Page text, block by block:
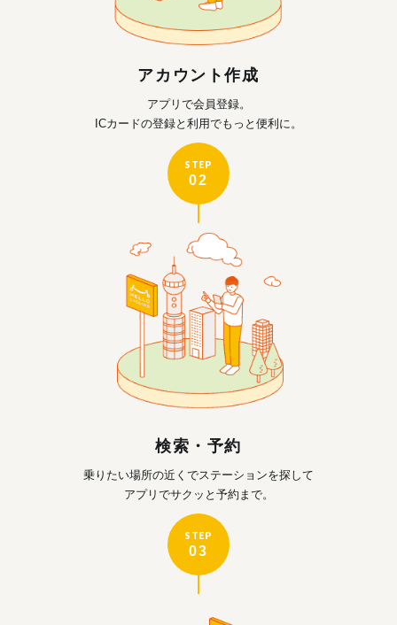
アカウント作成
アプリで会員登録。
ICカードの登録と利用でもっと便利に。
STEP
02
検索・予約
乗りたい場所の近くでステーションを探して
アプリでサクッと予約まで。
STEP
03